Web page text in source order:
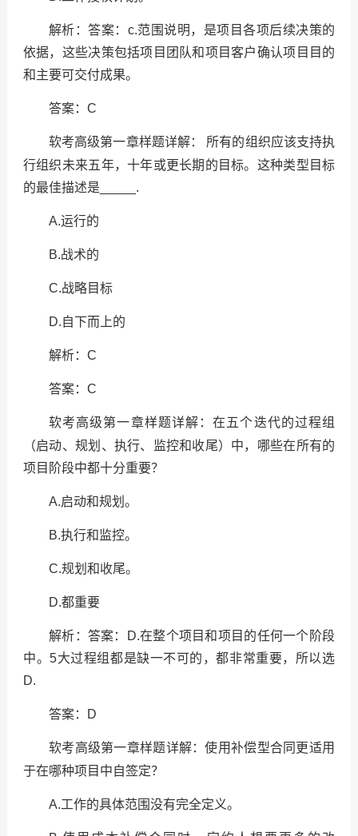
解析：答案： c.范围说明，是项目各项后续决策的
依据，这些决策包括项目团队和项目客户确认项目目的
和主要可交付成果。
答案： C
软考高级第一章样题详解：
所有的组织应该支持执
行组织未来五年，十年或更长期的目标。这种类型目标
的最佳描述是 _____.
A.运行的
B.战术的
C.战略目标
D.自下而上的
解析： C
答案： C
软考高级第一章样题详解：在五个迭代的过程组
（启动、规划、执行、监控和收尾）中，哪些在所有的
项目阶段中都十分重要？
A.启动和规划。
B.执行和监控。
C.规划和收尾。
D.都重要
解析：答案： D.在整个项目和项目的任何一个阶段
中。5大过程组都是缺一不可的，都非常重要，所以选
D.
答案： D
软考高级第一章样题详解：使用补偿型合同更适用
于在哪种项目中自签定？
A.工作的具体范围没有完全定义。